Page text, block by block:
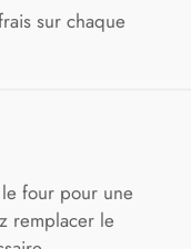
sur chaque
four pour une
remplacer le